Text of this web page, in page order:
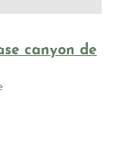
canyon de